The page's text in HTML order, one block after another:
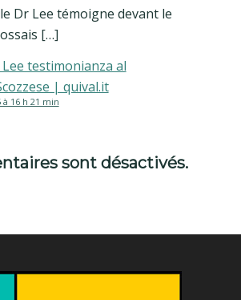
Dr Lee témoigne devant le
[…]
testimonianza al
| quival.it
16 h 21 min
sont désactivés.